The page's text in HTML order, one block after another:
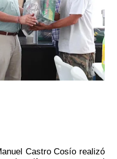
Castro Cosío realizó